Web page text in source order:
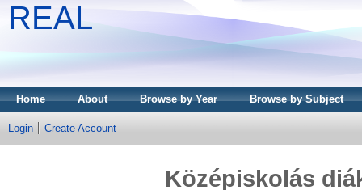
REAL
Home About Browse by Year Browse by Subject
Login Create Account
Középiskolás